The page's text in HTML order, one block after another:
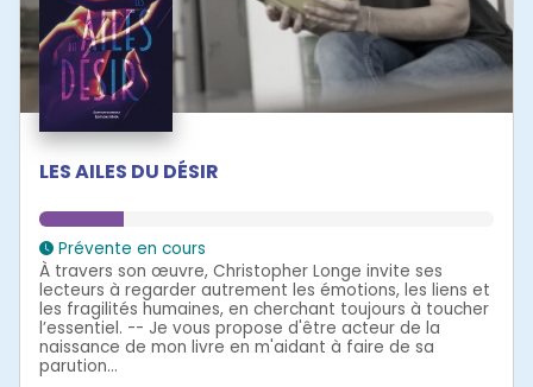
LES AILES DU DÉSIR
Prévente en cours
À travers son œuvre, Christopher Longe invite ses
lecteurs à regarder autrement les émotions, les liens et
les fragilités humaines, en cherchant toujours à toucher
l’essentiel. -- Je vous propose d'être acteur de la
naissance de mon livre en m'aidant à faire de sa
parution...